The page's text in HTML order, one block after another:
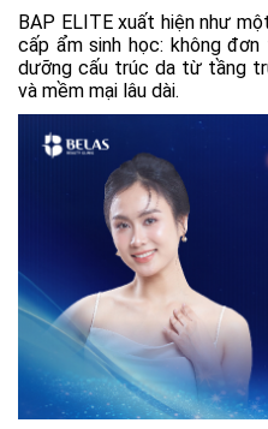
BAP ELITE xuất hiện như
cấp ẩm sinh học: không
dưỡng cấu trúc da từ tầng
và mềm mại lâu dài.